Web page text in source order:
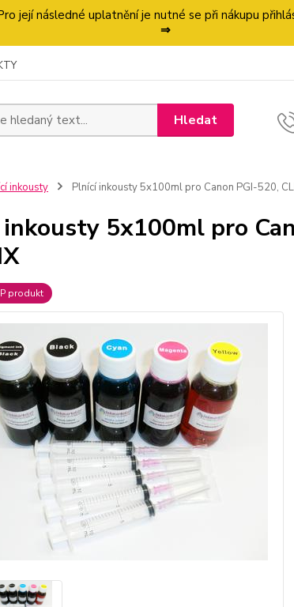
její následné uplatnění je nutné se při nákupu
⇒
Hledat
inkousty Plnící inkousty 5x100ml pro Canon PGI-520,
5x100ml pro
produkt